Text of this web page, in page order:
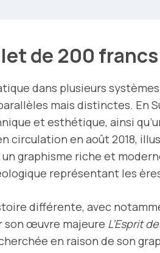
de 200 francs
dans plusieurs
mais distinctes. En
et esthétique, ainsi
en août 2018,
un graphisme riche et
représentant les
différente, avec
son œuvre majeure L’Esprit
en raison de son